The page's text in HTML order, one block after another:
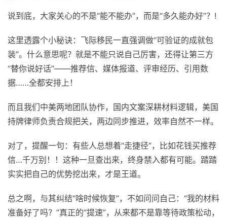
说到底，大家关心的不是“能不能办”，而是“多久能办好”？!
这里透露个小秘诀：飞际移民一直强调做“可验证的成就包
装”。什么意思呢？就是不能只说自己厉害，还得让第三方
“替你说好话”——推荐信、媒体报道、评审经历、引用数
据……全都安排上！
而且我们中美两地团队协作，国内文案深耕材料逻辑，美国
持牌律师负责合规把关，两边同步推进，效率自然不一样。
对了，提醒一句：有些人总想着“走捷径”，比如花钱买推荐
信…千万别！！这种一旦查出来，终身禁入都有可能。踏踏
实实把自己的优势挖出来，才是王道。
总之啊，与其纠结“啥时候恢复”，不如问问自己：“我的材料
准备好了吗？”真正的“提速”，从来都不是靠等待政策松动，